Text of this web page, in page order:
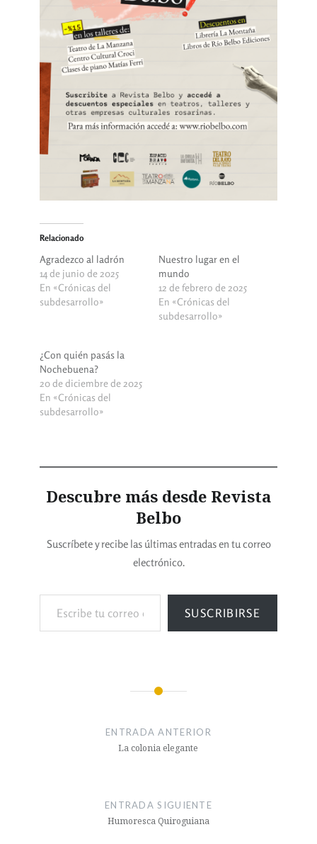
Relacionado
Agradezco al ladrón
14 de junio de 2025
En «Crónicas del
subdesarrollo»
Nuestro lugar en el
mundo
12 de febrero de 2025
En «Crónicas del
subdesarrollo»
¿Con quién pasás la
Nochebuena?
20 de diciembre de 2025
En «Crónicas del
subdesarrollo»
Descubre más desde Revista
Belbo
Suscríbete y recibe las últimas entradas en tu correo
electrónico.
SUSCRIBIRSE
ENTRADA ANTERIOR
La colonia elegante
ENTRADA SIGUIENTE
Humoresca Quiroguiana